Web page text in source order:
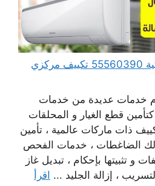
فني تكييف وتبريد الرميثية 55560390 تكييف مركزي
خدمات عديدة من خدمات
كتأمين قطع الغيار و المحلقات
ذات ماركات عالمية ، تأمين
كذلك الضاغطات ، خدمات الفحص
و تثبيتها بإحكام ، تبديل غاز
، إزالة الجليد ... اقرأ